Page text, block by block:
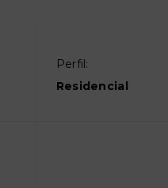
Perfil:
Residencial